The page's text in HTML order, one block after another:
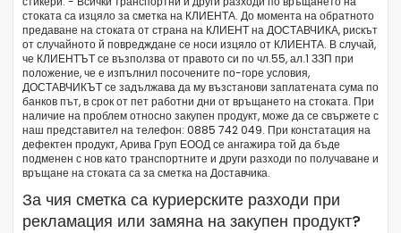
стоката са изцяло за сметка на КЛИЕНТА. До момента на обратното
предаване на стоката от страна на КЛИЕНТ на ДОСТАВЧИКА, рискът
от случайното й повредждане се носи изцяло от КЛИЕНТА. В случай,
че КЛИЕНТЪТ се възползва от правото си по чл.55, ал.1 ЗЗП при
положение, че е изпълнил посочените по-горе условия,
ДОСТАВЧИКЪТ се задължава да му възстанови заплатената сума по
банков път, в срок от пет работни дни от връщането на стоката. При
наличие на проблем относно закупен продукт, може да се свържете с
наш представител на телефон: 0885 742 049. При констатация на
дефектен продукт, Арива Груп ЕООД се ангажира той да бъде
подменен с нов като транспортните и други разходи по получаване и
връщане на стоката са за сметка на Доставчика.
За чия сметка са куриерските разходи при
рекламация или замяна на закупен продукт?